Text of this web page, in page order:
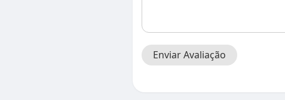
Enviar Avaliação